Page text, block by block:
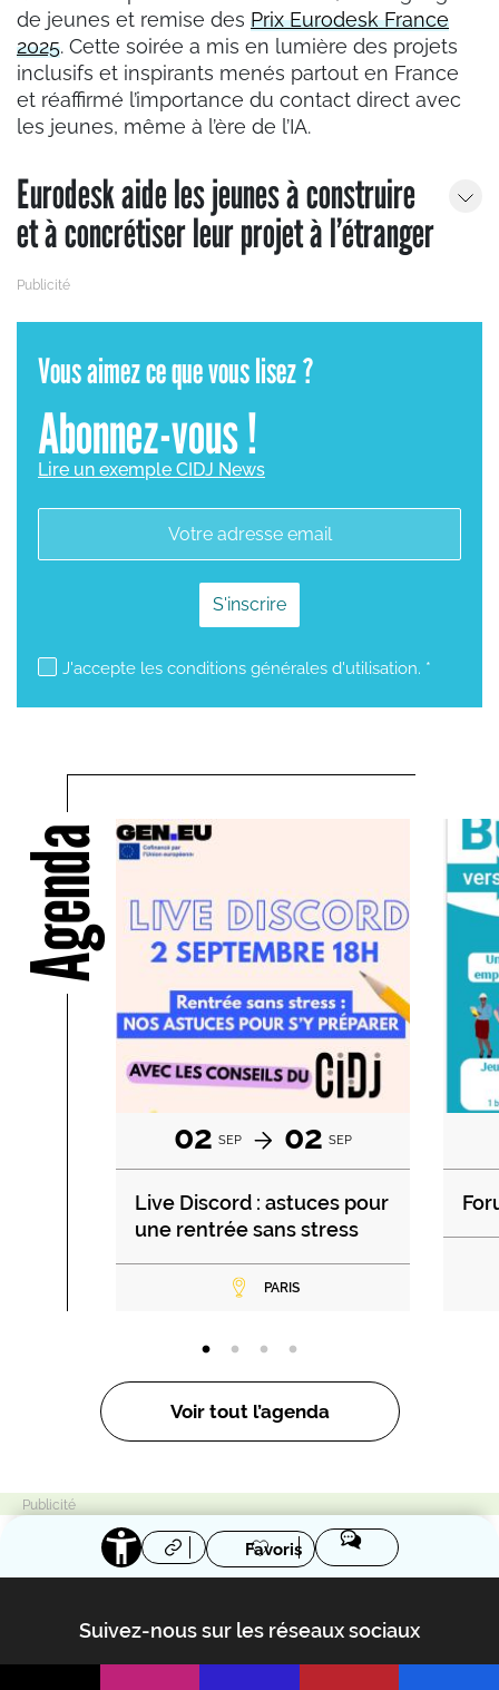
de jeunes et remise des Prix Eurodesk France
2025. Cette soirée a mis en lumière des projets
inclusifs et inspirants menés partout en France
et réaffirmé l’importance du contact direct avec
les jeunes, même à l’ère de l’IA.
Eurodesk aide les jeunes à construire
et à concrétiser leur projet à l’étranger
Vous aimez ce que vous lisez ?
Abonnez-vous !
Lire un exemple CIDJ News
J'accepte les conditions générales d'utilisation. *
mailjet subscription
Agenda
02 SEP 02 SEP
Live Discord : astuces pour
une rentrée sans stress
PARIS
Voir tout l’agenda
Favoris
Suivez-nous sur les réseaux sociaux